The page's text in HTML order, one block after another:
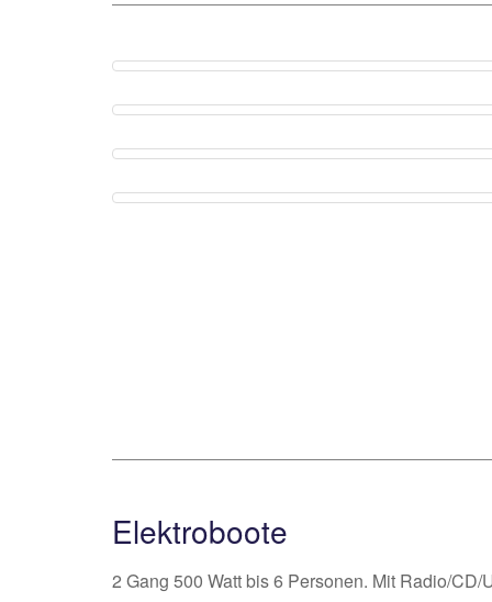
Elektroboote
2 Gang 500 Watt bis 6 Personen. Mit Radio/